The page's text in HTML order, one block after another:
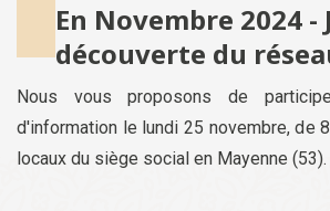
En Novembre 2024 -
découverte du
Nous vous proposons de
d'information le lundi 25 novembre, de
locaux du siège social en Mayenne (53).